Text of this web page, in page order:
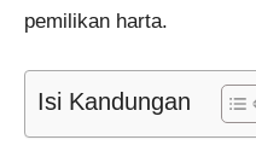
pemilikan harta.
Isi Kandungan